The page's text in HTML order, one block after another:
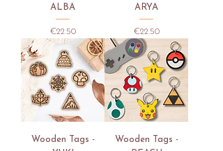
ALBA
Price
€22.50
ARYA
Price
€22.50
Wooden Tags -
Wooden Tags -